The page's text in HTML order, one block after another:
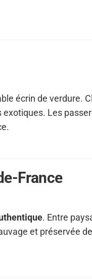
écrin de verdure.
Les
France
. Entre
et préservée